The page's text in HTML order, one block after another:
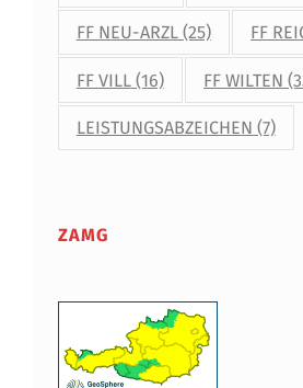
FF NEU-ARZL(25) FF
FF VILL(16) FF WILTEN
LEISTUNGSABZEICHEN (7)
ZAMG